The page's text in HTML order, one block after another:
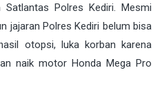
Polres Kediri. Mesmi
jajaran Polres Kediri belum bisa
otopsi, luka korban karena
naik motor Honda Mega Pro